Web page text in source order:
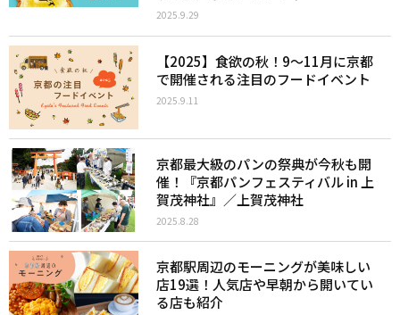
2025.9.29
【2025】食欲の秋！9〜11月に京都
で開催される注目のフードイベント
2025.9.11
京都最大級のパンの祭典が今秋も開
催！『京都パンフェスティバル in 上
賀茂神社』／上賀茂神社
2025.8.28
京都駅周辺のモーニングが美味しい
店19選！人気店や早朝から開いてい
る店も紹介